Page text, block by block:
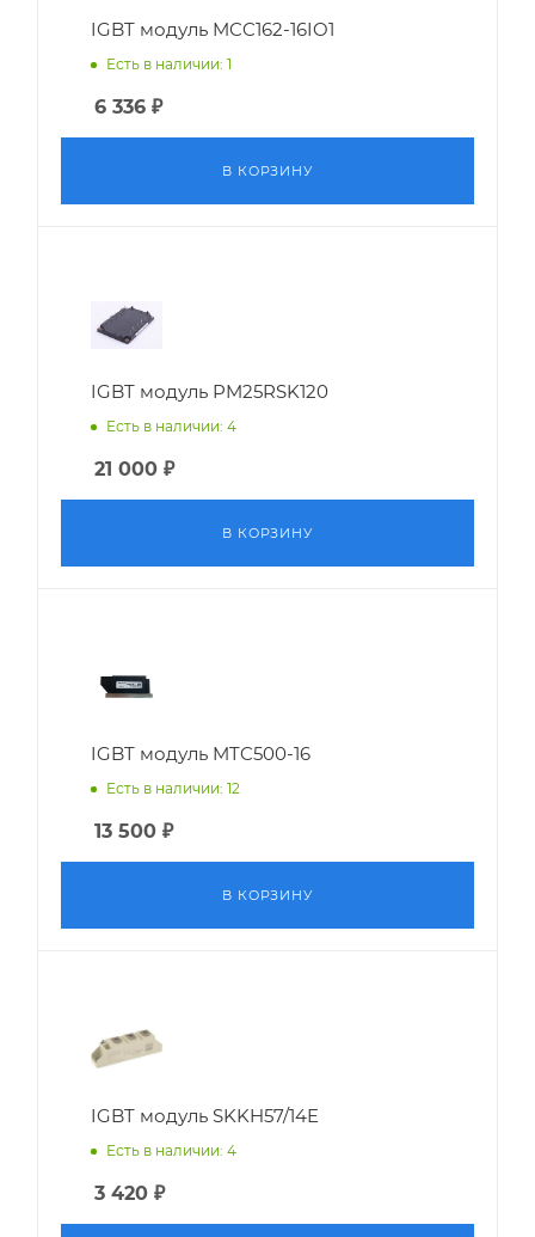
IGBT модуль MCC162-16IO1
Есть в наличии: 1
6 336 ₽
В КОРЗИНУ
IGBT модуль PM25RSK120
Есть в наличии: 4
21 000 ₽
В КОРЗИНУ
IGBT модуль MTC500-16
Есть в наличии: 12
13 500 ₽
В КОРЗИНУ
IGBT модуль SKKH57/14E
Есть в наличии: 4
3 420 ₽